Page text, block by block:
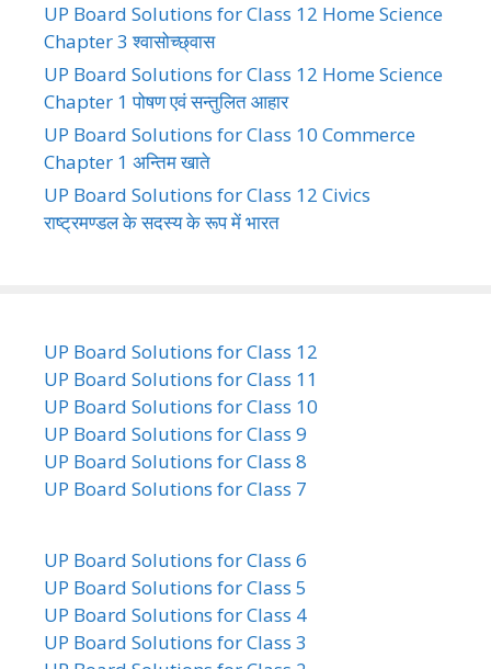
UP Board Solutions for Class 12 Home Science
Chapter 3 श्वासोच्छ्वास
UP Board Solutions for Class 12 Home Science
Chapter 1 पोषण एवं सन्तुलित आहार
UP Board Solutions for Class 10 Commerce
Chapter 1 अन्तिम खाते
UP Board Solutions for Class 12 Civics
राष्ट्रमण्डल के सदस्य के रूप में भारत
UP Board Solutions for Class 12
UP Board Solutions for Class 11
UP Board Solutions for Class 10
UP Board Solutions for Class 9
UP Board Solutions for Class 8
UP Board Solutions for Class 7
UP Board Solutions for Class 6
UP Board Solutions for Class 5
UP Board Solutions for Class 4
UP Board Solutions for Class 3